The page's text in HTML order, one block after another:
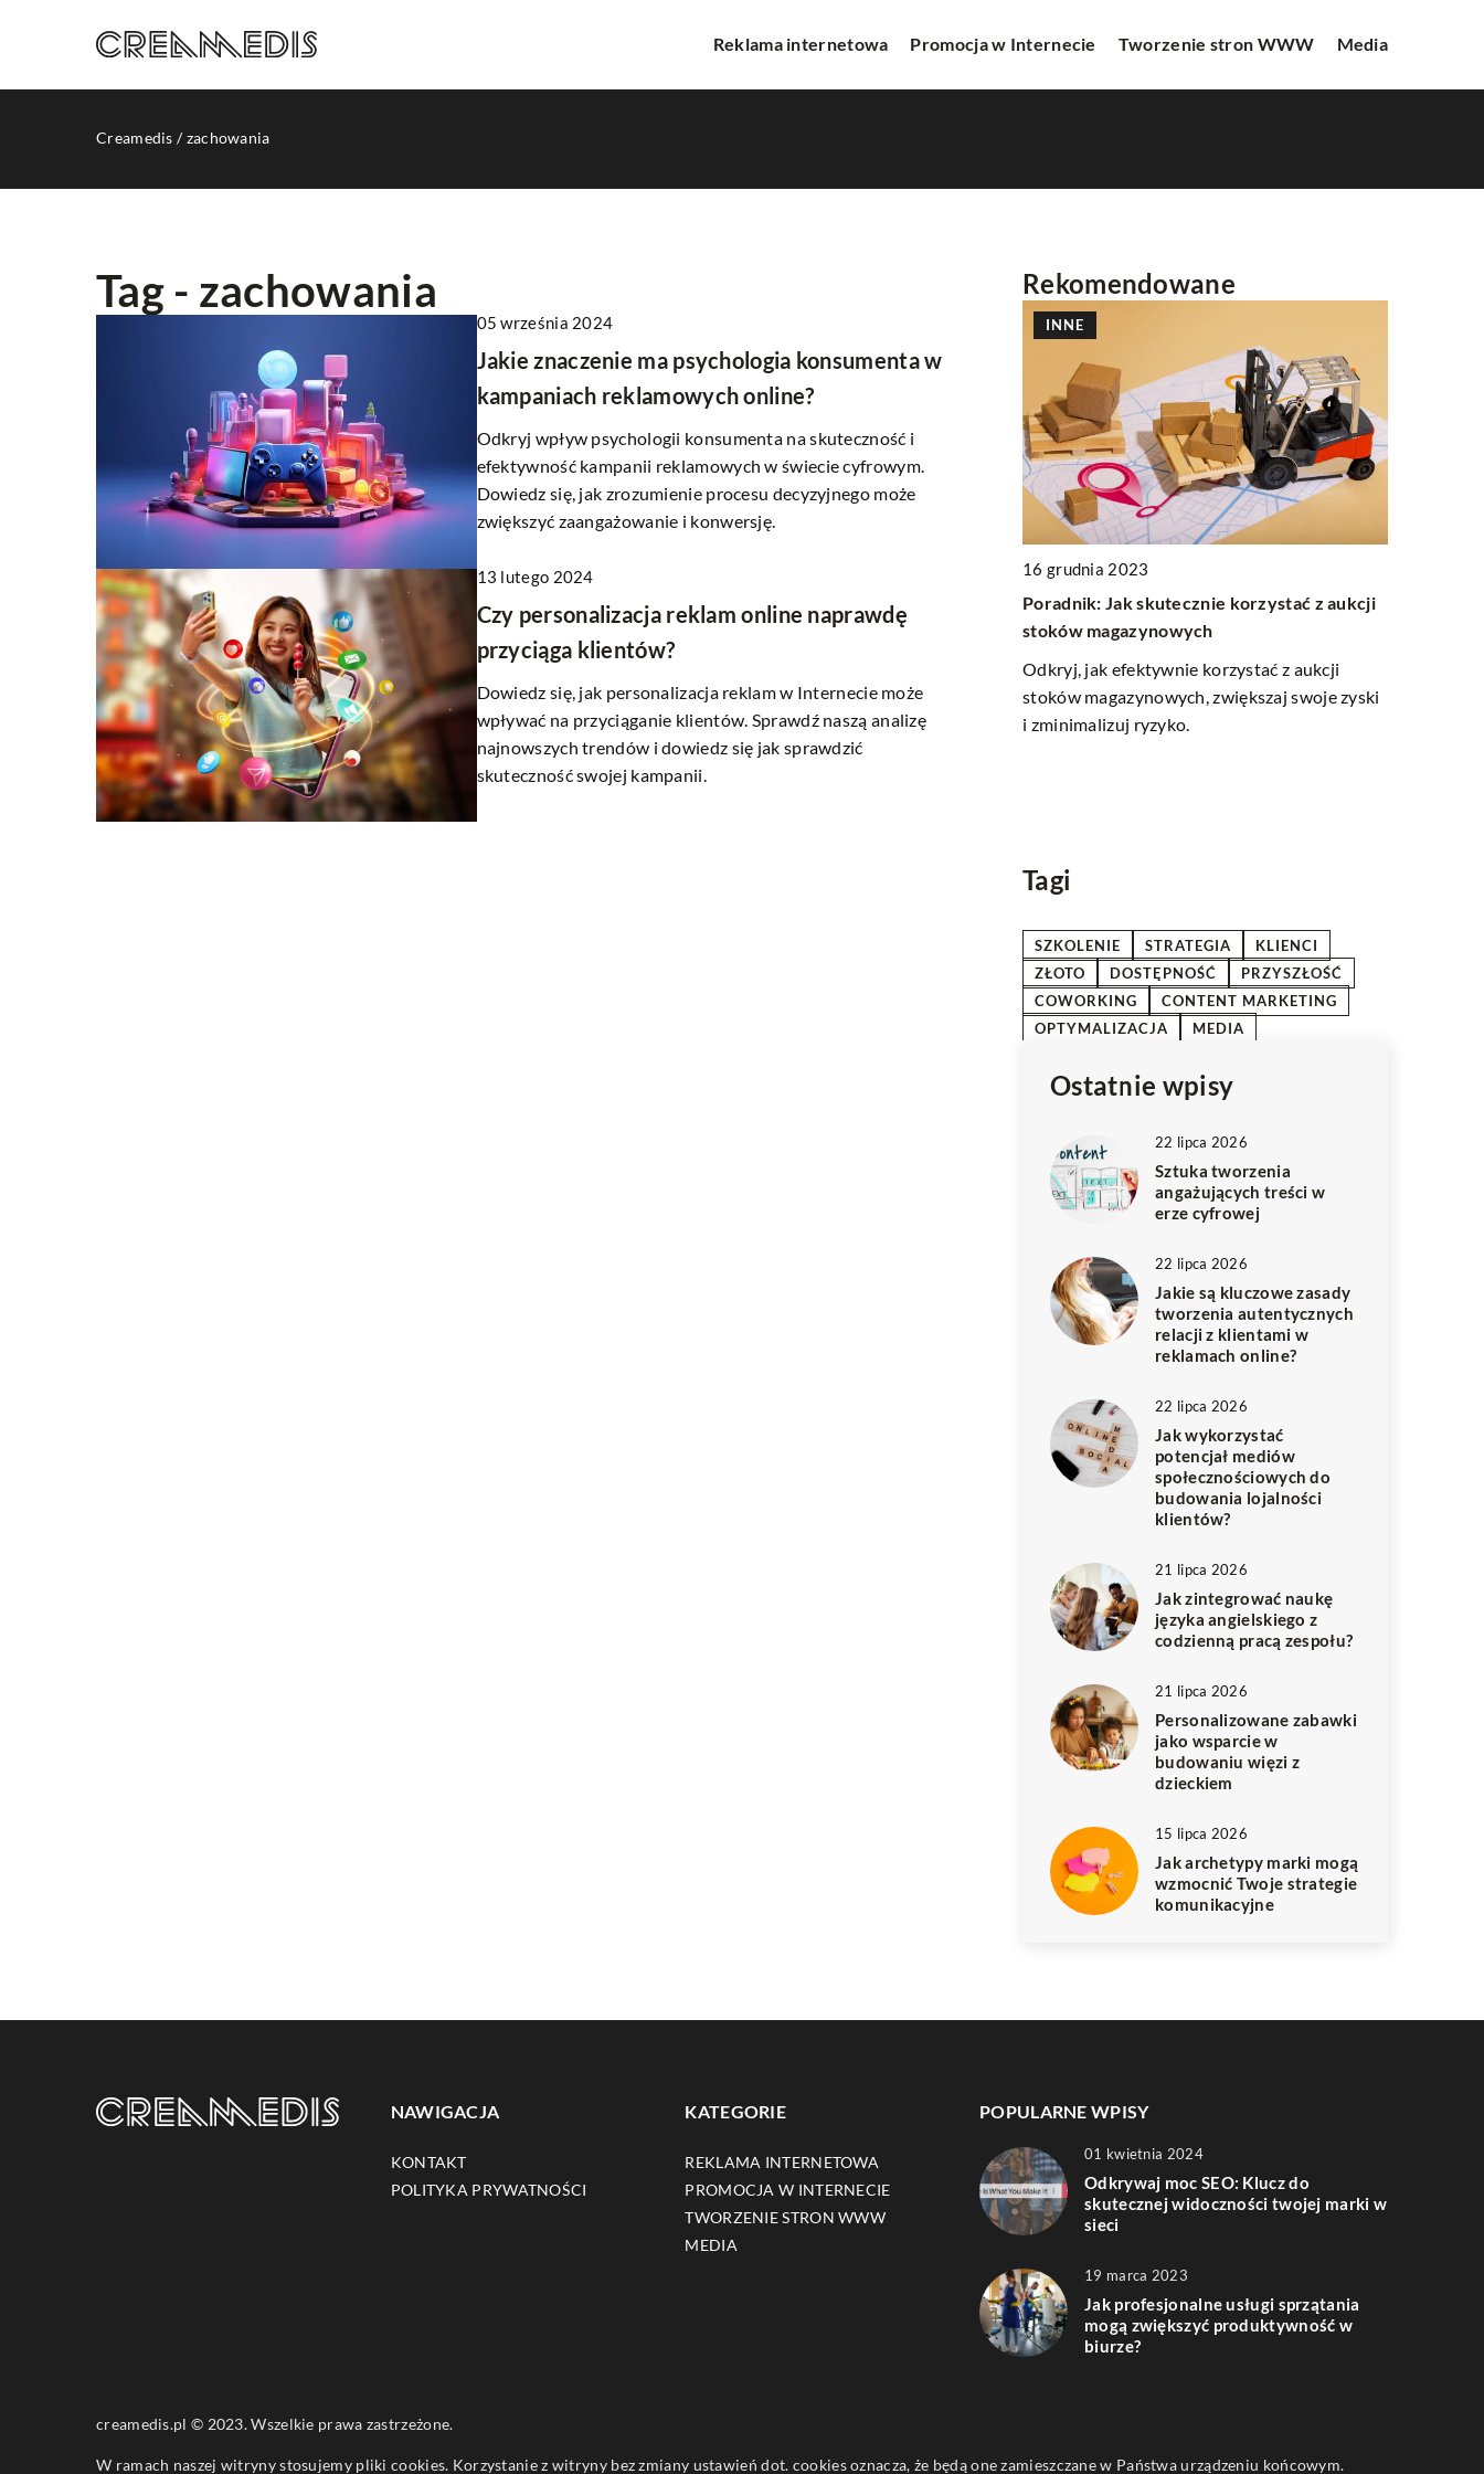
Reklama internetowa Promocja w Internecie Tworzenie stron WWW Media
Creamedis /zachowania
Tag - zachowania
05 września 2024
Jakie znaczenie ma psychologia konsumenta w
kampaniach reklamowych online?
Odkryj wpływ psychologii konsumenta na skuteczność i
efektywność kampanii reklamowych w świecie cyfrowym.
Dowiedz się, jak zrozumienie procesu decyzyjnego może
zwiększyć zaangażowanie i konwersję.
13 lutego 2024
Czy personalizacja reklam online naprawdę
przyciąga klientów?
Dowiedz się, jak personalizacja reklam w Internecie może
wpływać na przyciąganie klientów. Sprawdź naszą analizę
najnowszych trendów i dowiedz się jak sprawdzić
skuteczność swojej kampanii.
Rekomendowane
08 czerwca 2026
Jak wybrać idealną saladerkę do Twojej
restauracji?
Odkryj, jak wybrać saladerkę, która nie tylko
podniesie walory estetyczne potraw, ale także
będzie praktyczna i trwała. Zapoznaj się z
naszym poradnikiem, aby dowiedzieć się, jakie
materiały, kształty i rozmiary będą najlepsze
Jak optymalizacja SEO strony może
zwiększyć widoczność Twojej marki
zwiększyć widoczność Twojej marki w
Internecie oraz dlaczego jest to kluczowe dla
sukcesu Twojego biznesu.
INNE
16 grudnia 2023
Poradnik: Jak skutecznie korzystać z aukcji
stoków magazynowych
Odkryj, jak efektywnie korzystać z aukcji
stoków magazynowych, zwiększaj swoje zyski
i zminimalizuj ryzyko.
Tagi
SZKOLENIE STRATEGIA
KLIENCI
ZŁOTO
DOSTĘPNOŚĆ
PRZYSZŁOŚĆ
COWORKING
CONTENT MARKETING
OPTYMALIZACJA
MEDIA
Ostatnie wpisy
22 lipca 2026
Sztuka tworzenia
angażujących treści w
erze cyfrowej
22 lipca 2026
Jakie są kluczowe zasady
tworzenia autentycznych
relacji z klientami w
reklamach online?
22 lipca 2026
Jak wykorzystać
potencjał mediów
społecznościowych do
budowania lojalności
klientów?
21 lipca 2026
Jak zintegrować naukę
języka angielskiego z
codzienną pracą zespołu?
21 lipca 2026
Personalizowane zabawki
jako wsparcie w
budowaniu więzi z
dzieckiem
15 lipca 2026
Jak archetypy marki mogą
wzmocnić Twoje strategie
komunikacyjne
NAWIGACJA
KONTAKT
POLITYKA PRYWATNOŚCI
KATEGORIE
REKLAMA INTERNETOWA
PROMOCJA W INTERNECIE
TWORZENIE STRON WWW
MEDIA
POPULARNE WPISY
01 kwietnia 2024
Odkrywaj moc SEO: Klucz do
skutecznej widoczności twojej marki w
sieci
19 marca 2023
Jak profesjonalne usługi sprzątania
mogą zwiększyć produktywność w
biurze?
creamedis.pl © 2023. Wszelkie prawa zastrzeżone.
W ramach naszej witryny stosujemy pliki cookies. Korzystanie z witryny bez zmiany ustawień dot. cookies oznacza, że będą one zamieszczane w Państwa urządzeniu końcowym.